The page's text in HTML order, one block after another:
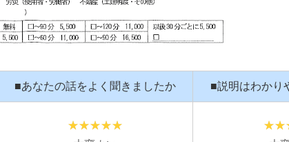
■あなたの話をよく聞きましたか ■説明はわかり